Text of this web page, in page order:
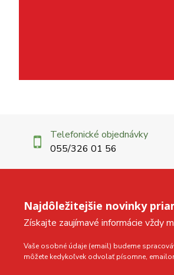
Telefonické objednávky
055/326 01 56
Najdôležitejšie novinky
Získajte zaujímavé informácie vždy
Vaše osobné údaje (email) budeme
môžete kedykoľvek odvolať písomne,